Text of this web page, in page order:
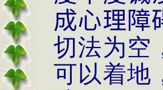
成心理障
切法为空
可以着地